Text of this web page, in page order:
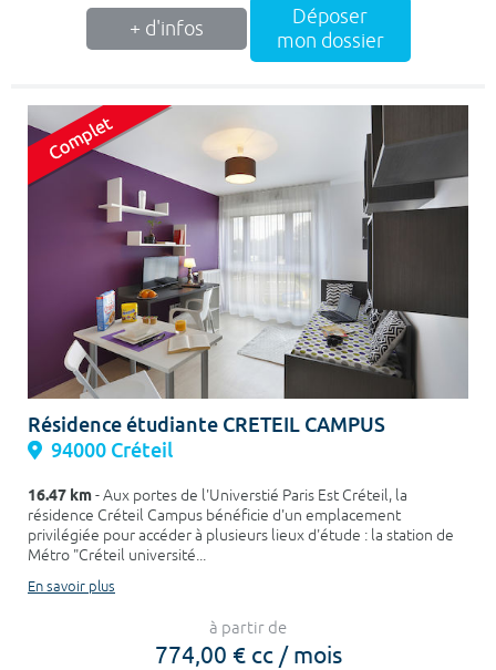
+ d'infos
Déposer
mon dossier
Résidence étudiante CRETEIL CAMPUS
94000 Créteil
16.47 km- Aux portes de l'Universtié Paris Est Créteil, la
résidence Créteil Campus bénéficie d'un emplacement
privilégiée pour accéder à plusieurs lieux d'étude : la station de
Métro "Créteil université...
En savoir plus
à partir de
774,00 € cc / mois